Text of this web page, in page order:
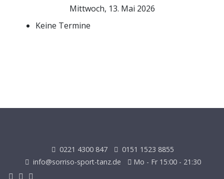
Mittwoch, 13. Mai 2026
Keine Termine
0221 4300 847
0151 1523 8855
info@sorriso-sport-tanz.de
Mo - Fr 15:00 - 21:30